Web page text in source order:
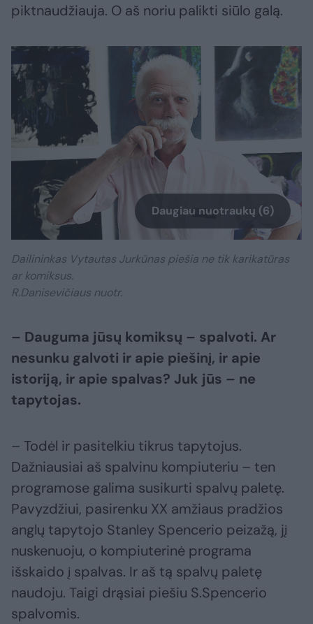
piktnaudžiauja. O aš noriu palikti siūlo galą.
Daugiau nuotraukų (6)
Dailininkas Vytautas Jurkūnas piešia ne tik karikatūras
ar komiksus.
R.Danisevičiaus nuotr.
– Dauguma jūsų komiksų – spalvoti. Ar
nesunku galvoti ir apie piešinį, ir apie
istoriją, ir apie spalvas? Juk jūs – ne
tapytojas.
– Todėl ir pasitelkiu tikrus tapytojus.
Dažniausiai aš spalvinu kompiuteriu – ten
programose galima susikurti spalvų paletę.
Pavyzdžiui, pasirenku XX amžiaus pradžios
anglų tapytojo Stanley Spencerio peizažą, jį
nuskenuoju, o kompiuterinė programa
išskaido į spalvas. Ir aš tą spalvų paletę
naudoju. Taigi drąsiai piešiu S.Spencerio
spalvomis.